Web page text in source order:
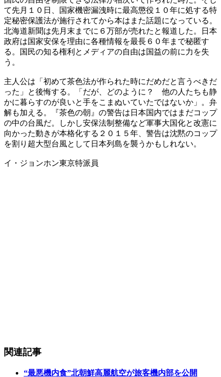
て先月１０日、国家機密漏洩時に最高懲役１０年に処する特
定秘密保護法が施行されてから本はまた話題になっている。
北海道新聞は先月末までに６万部が売れたと報道した。日本
政府は国家安保を理由に各種情報を最長６０年まで秘匿す
る。国民の知る権利とメディアの自由は国益の前に力を失
う。
主人公は「初めて茶色法が作られた時にだめだと言うべきだ
った」と後悔する。「だが、どのように？ 他の人たちも静
かに暮らすのが良いと手をこまぬいていたではないか」。弁
解も加える。『茶色の朝』の警告は日本国内ではまだコップ
の中の台風だ。しかし安保法制整備など軍事大国化と改憲に
向かった動きが本格化する２０１５年、警告は沈黙のコップ
を割り超大型台風として日本列島を襲うかもしれない。
イ・ジョンホン東京特派員
関連記事
“最悪機内食”北朝鮮高麗航空が旅客機内部を公開